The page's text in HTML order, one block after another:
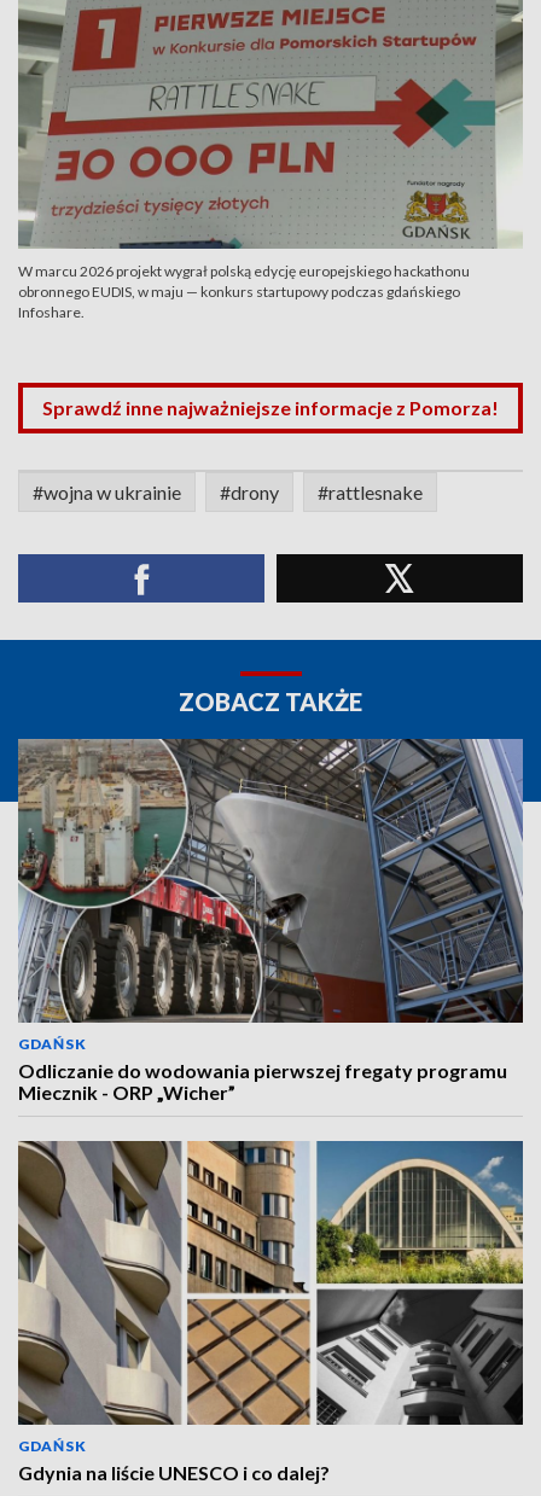
W marcu 2026 projekt wygrał polską edycję europejskiego hackathonu
obronnego EUDIS, w maju — konkurs startupowy podczas gdańskiego
Infoshare.
Sprawdź inne najważniejsze informacje z Pomorza!
#wojna w ukrainie #drony #rattlesnake
ZOBACZ TAKŻE
GDAŃSK
Odliczanie do wodowania pierwszej fregaty programu
Miecznik - ORP „Wicher”
GDAŃSK
Gdynia na liście UNESCO i co dalej?